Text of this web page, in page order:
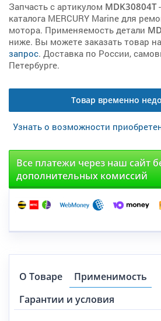
Запчасть с артикулом MDK30804T-
каталога MERCURY Marine для
мотора. Применяемость детали
ниже. Вы можете заказать товар
запрос. Доставка по России,
Петербурге.
Товар временно
Узнать о возможности
Все платежи через наш сайт
дополнительных комиссий
О Товаре
Применимость
Гарантии и условия